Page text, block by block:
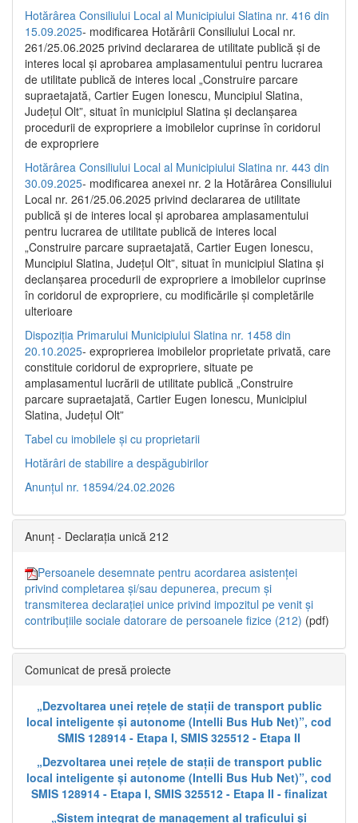
Hotărârea Consiliului Local al Municipiului Slatina nr. 416 din
15.09.2025- modificarea Hotărârii Consiliului Local nr.
261/25.06.2025 privind declararea de utilitate publică și de
interes local și aprobarea amplasamentului pentru lucrarea
de utilitate publică de interes local „Construire parcare
supraetajată, Cartier Eugen Ionescu, Muncipiul Slatina,
Județul Olt”, situat în municipiul Slatina și declanșarea
procedurii de expropriere a imobilelor cuprinse în coridorul
de expropriere
Hotărârea Consiliului Local al Municipiului Slatina nr. 443 din
30.09.2025- modificarea anexei nr. 2 la Hotărârea Consiliului
Local nr. 261/25.06.2025 privind declararea de utilitate
publică şi de interes local şi aprobarea amplasamentului
pentru lucrarea de utilitate publică de interes local
„Construire parcare supraetajată, Cartier Eugen Ionescu,
Muncipiul Slatina, Judeţul Olt”, situat în municipiul Slatina şi
declanşarea procedurii de expropriere a imobilelor cuprinse
în coridorul de expropriere, cu modificările şi completările
ulterioare
Dispoziția Primarului Municipiului Slatina nr. 1458 din
20.10.2025- exproprierea imobilelor proprietate privată, care
constituie coridorul de expropriere, situate pe
amplasamentul lucrării de utilitate publică „Construire
parcare supraetajată, Cartier Eugen Ionescu, Municipiul
Slatina, Județul Olt”
Tabel cu imobilele și cu proprietarii
Hotărâri de stabilire a despăgubirilor
Anunțul nr. 18594/24.02.2026
Anunț - Declarația unică 212
Persoanele desemnate pentru acordarea asistenței
privind completarea și/sau depunerea, precum și
transmiterea declarației unice privind impozitul pe venit și
contribuțiile sociale datorare de persoanele fizice (212) (pdf)
Comunicat de presă proiecte
„Dezvoltarea unei rețele de stații de transport public
local inteligente și autonome (Intelli Bus Hub Net)”, cod
SMIS 128914 - Etapa I, SMIS 325512 - Etapa II
„Dezvoltarea unei rețele de stații de transport public
local inteligente și autonome (Intelli Bus Hub Net)”, cod
SMIS 128914 - Etapa I, SMIS 325512 - Etapa II - finalizat
„Sistem integrat de management al traficului și